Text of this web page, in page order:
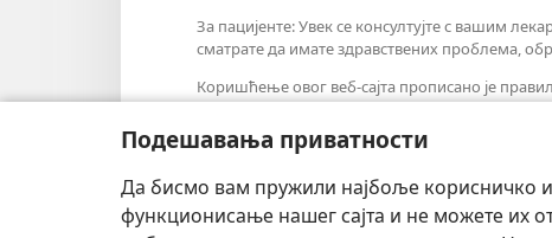
Подешавања приватности
Да бисмо вам пружили најбоље корисничко
функционисање нашег сајта и не можете их
За пацијенте: Увек се консултујте с вашим
сматрате да имате здравствених проблема,
Коришћење овог веб-сајта прописано је
Подешавање изгледа